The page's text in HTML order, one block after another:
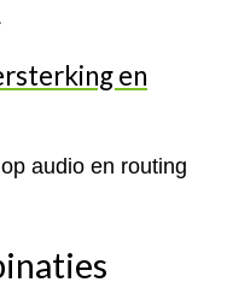
en
audio en routing